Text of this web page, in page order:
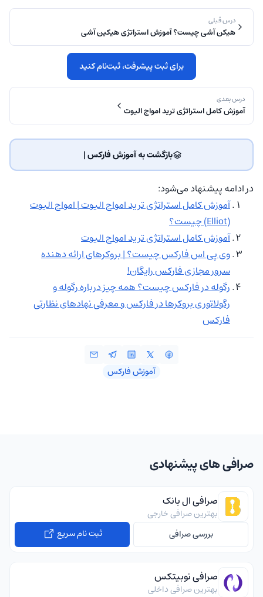
درس قبلی
هیکن آشی چیست؟ آموزش استراتژی هیکین آشی
برای ثبت پیشرفت، ثبت‌نام کنید
درس بعدی
آموزش کامل استراتژی ترید امواج الیوت
بازگشت به آموزش فارکس | ‌
در ادامه پیشنهاد می‌شود:
آموزش کامل استراتژی ترید امواج الیوت | امواج الیوت
(Elliot) چیست؟
آموزش کامل استراتژی ترید امواج الیوت
وی پی اس فارکس چیست؟ | بروکرهای ارائه دهنده
سرور مجازی فارکس رایگان!
رگوله در فارکس چیست؟ همه چیز درباره‌ رگوله و
رگولاتوری بروکرها در فارکس و معرفی نهادهای نظارتی
فارکس
آموزش فارکس
صرافی های پیشنهادی
صرافی ال بانک
بهترین صرافی خارجی
بررسی صرافی
ثبت نام سریع
صرافی نوبیتکس
بهترین صرافی داخلی